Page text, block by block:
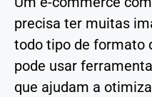
precisa ter muitas
todo tipo de formato
pode usar
que ajudam a